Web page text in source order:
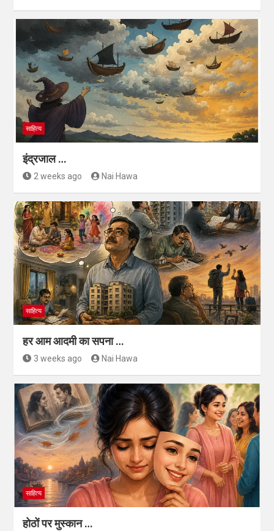
साहित्य
इंद्रजाल …
2 weeks ago Nai Hawa
साहित्य
हर आम आदमी का सपना …
3 weeks ago Nai Hawa
साहित्य
होठों पर मुस्कान …